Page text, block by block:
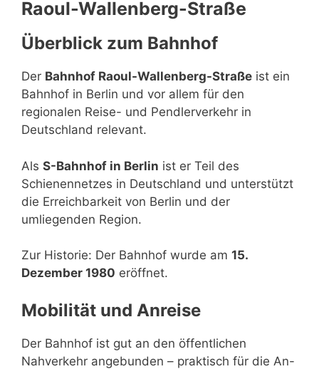
Raoul-Wallenberg-Straße
Überblick zum Bahnhof
Der Bahnhof Raoul-Wallenberg-Straße ist ein
Bahnhof in Berlin und vor allem für den
regionalen Reise- und Pendlerverkehr in
Deutschland relevant.
Als S-Bahnhof in Berlin ist er Teil des
Schienennetzes in Deutschland und unterstützt
die Erreichbarkeit von Berlin und der
umliegenden Region.
Zur Historie: Der Bahnhof wurde am 15.
Dezember 1980 eröffnet.
Mobilität und Anreise
Der Bahnhof ist gut an den öffentlichen
Nahverkehr angebunden – praktisch für die An-